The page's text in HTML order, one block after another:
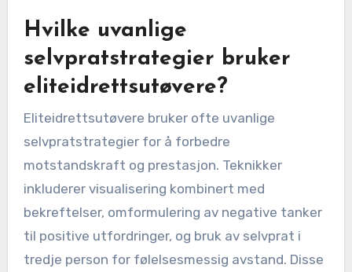
Hvilke uvanlige
selvpratstrategier bruker
eliteidrettsutøvere?
Eliteidrettsutøvere bruker ofte uvanlige
selvpratstrategier for å forbedre
motstandskraft og prestasjon. Teknikker
inkluderer visualisering kombinert med
bekreftelser, omformulering av negative tanker
til positive utfordringer, og bruk av selvprat i
tredje person for følelsesmessig avstand. Disse